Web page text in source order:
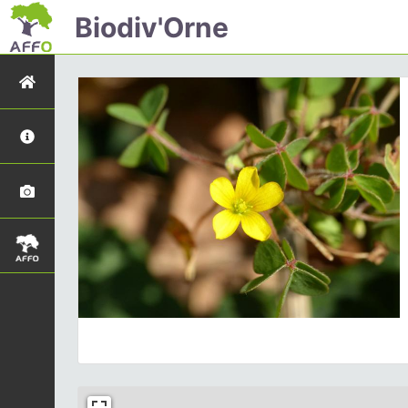
Biodiv'Orne